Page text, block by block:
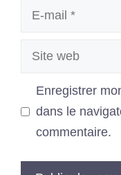
Site
Enregistrer
dans le
commentaire.